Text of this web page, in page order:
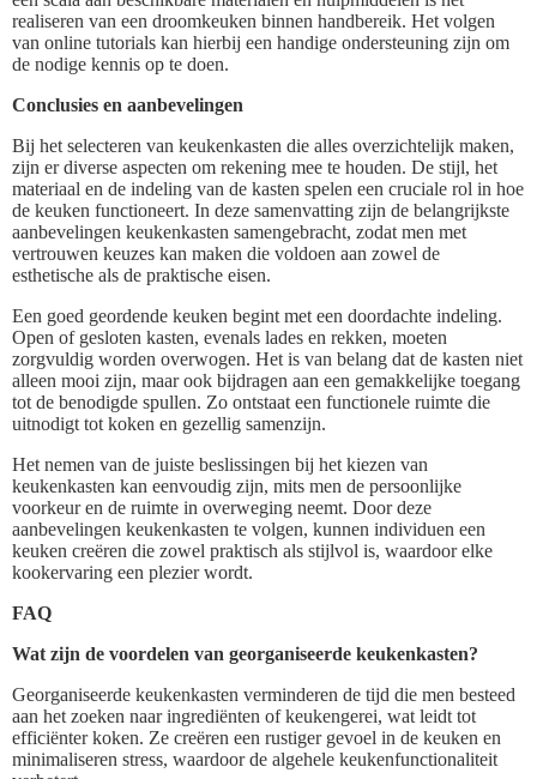
realiseren van een droomkeuken binnen handbereik. Het volgen
van online tutorials kan hierbij een handige ondersteuning zijn om
de nodige kennis op te doen.
Conclusies en aanbevelingen
Bij het selecteren van keukenkasten die alles overzichtelijk maken,
zijn er diverse aspecten om rekening mee te houden. De stijl, het
materiaal en de indeling van de kasten spelen een cruciale rol in hoe
de keuken functioneert. In deze samenvatting zijn de belangrijkste
aanbevelingen keukenkasten samengebracht, zodat men met
vertrouwen keuzes kan maken die voldoen aan zowel de
esthetische als de praktische eisen.
Een goed geordende keuken begint met een doordachte indeling.
Open of gesloten kasten, evenals lades en rekken, moeten
zorgvuldig worden overwogen. Het is van belang dat de kasten niet
alleen mooi zijn, maar ook bijdragen aan een gemakkelijke toegang
tot de benodigde spullen. Zo ontstaat een functionele ruimte die
uitnodigt tot koken en gezellig samenzijn.
Het nemen van de juiste beslissingen bij het kiezen van
keukenkasten kan eenvoudig zijn, mits men de persoonlijke
voorkeur en de ruimte in overweging neemt. Door deze
aanbevelingen keukenkasten te volgen, kunnen individuen een
keuken creëren die zowel praktisch als stijlvol is, waardoor elke
kookervaring een plezier wordt.
FAQ
Wat zijn de voordelen van georganiseerde keukenkasten?
Georganiseerde keukenkasten verminderen de tijd die men besteed
aan het zoeken naar ingrediënten of keukengerei, wat leidt tot
efficiënter koken. Ze creëren een rustiger gevoel in de keuken en
minimaliseren stress, waardoor de algehele keukenfunctionaliteit